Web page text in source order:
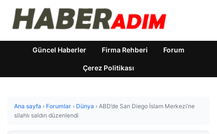
Güncel Haberler Firma Rehberi Forum
Çerez Politikası
Ana sayfa › Forumlar › Dünya › ABD’de San Diego İslam Merkezi’ne
silahlı saldırı düzenlendi